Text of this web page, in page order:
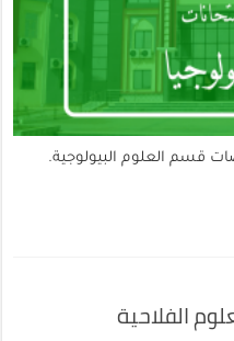
قسم العلوم البيولوجية.
الفلاحية